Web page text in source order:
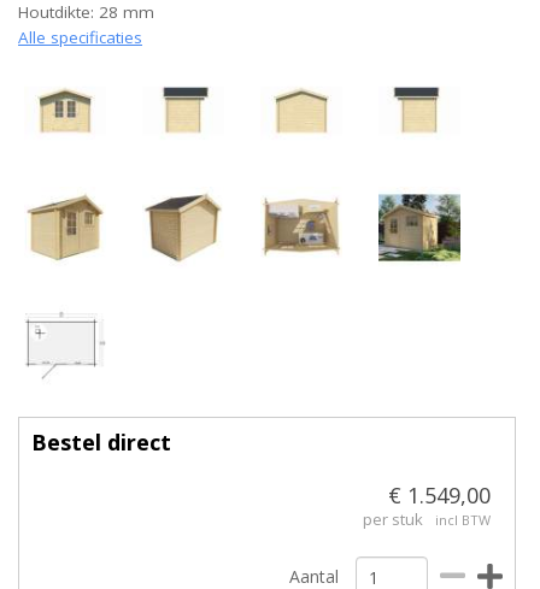
Houtdikte: 28 mm
Alle specificaties
Bestel direct
€ 1.549,00
per stuk incl BTW
Aantal